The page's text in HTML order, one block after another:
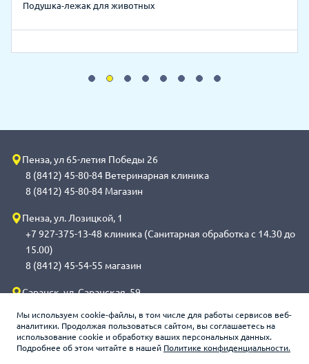
Мы используем cookie-файлы, в том числе для работы сервисов веб-
аналитики. Продолжая пользоваться сайтом, вы соглашаетесь на
использование cookie и обработку ваших персональных данных.
Подробнее об этом читайте в нашей Политике конфиденциальности.
Подушка-лежак для животных
Пенза, ул 65-летия Победы 26
8 (8412) 45-80-84 Ветеринарная клиника
8 (8412) 45-80-84 Магазин
Пенза, ул. Лозицкой, 1
+7 927-375-13-48 клиника (Санитарная обработка с 14.30 до
15.00)
8 (8412) 45-54-55 магазин
Саранск, ул. Саранская, 59
обработка с 14.00 до 14.30)
8 (8342) 272-275 магазин